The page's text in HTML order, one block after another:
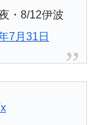
・8/12伊波
7月31日